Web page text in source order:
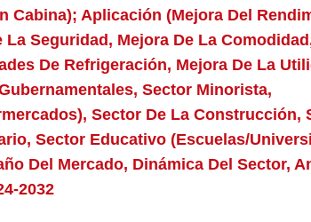
Cabina); Aplicación (mejora Del
La Seguridad, Mejora De La
De Refrigeración, Mejora De La
Sector Minorista,
Sector De La Construcción,
Sector Educativo (escuelas/
Del Mercado, Dinámica Del Sector,
2032